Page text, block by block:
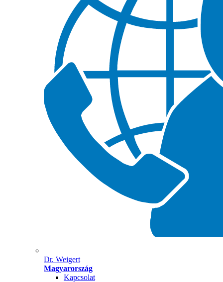
Dr. Weigert
Magyarország
Kapcsolat